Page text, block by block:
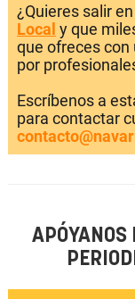
¿Quieres salir
Local y que
que ofreces
por
Escríbenos a
para contactar
APÓYANOS